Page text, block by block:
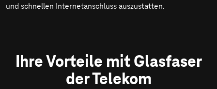
und schnellen Internetanschluss auszustatten.
Ihre Vorteile mit Glasfaser
der Telekom